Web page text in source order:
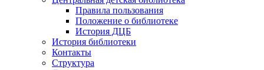
Правила пользования
Положение о библиотеке
История ДЦБ
История библиотеки
Контакты
Структура